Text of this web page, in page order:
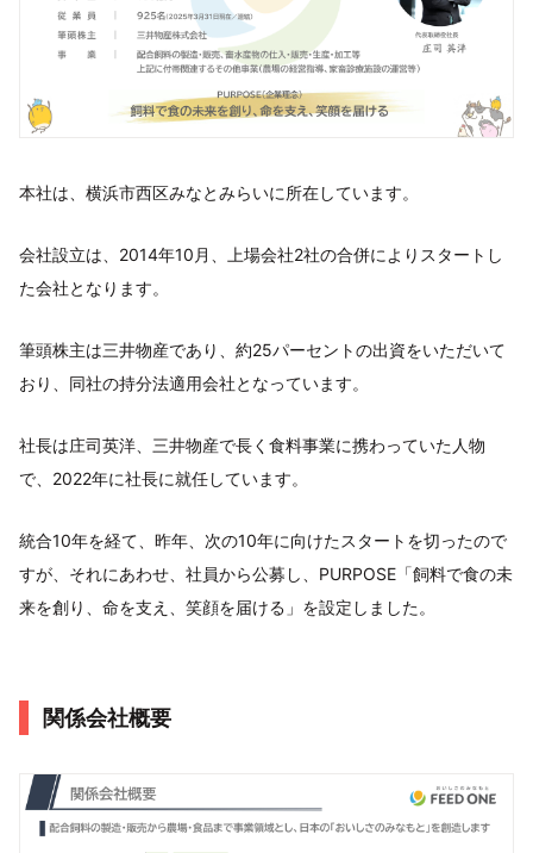
本社は、横浜市西区みなとみらいに所在しています。
会社設立は、2014年10月、上場会社2社の合併によりスタートし
た会社となります。
筆頭株主は三井物産であり、約25パーセントの出資をいただいて
おり、同社の持分法適用会社となっています。
社長は庄司英洋、三井物産で長く食料事業に携わっていた人物
で、2022年に社長に就任しています。
統合10年を経て、昨年、次の10年に向けたスタートを切ったので
すが、それにあわせ、社員から公募し、PURPOSE「飼料で食の未
来を創り、命を支え、笑顔を届ける」を設定しました。
関係会社概要